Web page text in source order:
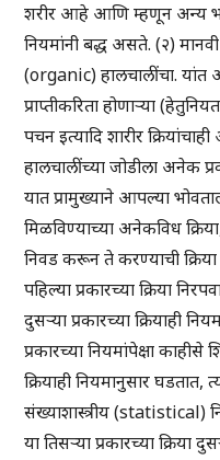
शरीर आहे आणि म्हणून अन्य
नियमांनी बद्ध असते. (२)
(organic) हालचालींचा. यांत
प्राप्तीकरिता होणार्‍या
पचन इत्यादि शारीर
हालचालींच्या जोडीला अनेक
यात प्रामुख्याने आपल्या
मिळविण्याच्या अनेकविध
निवड करून ते करण्याची क्रिया
पहिल्या प्रकारच्या क्रिया
दुसर्‍या प्रकारच्या क्रियाही
प्रकारच्या नियमांपेक्षा काहीसे
क्रियाही नियमानुसार
संख्याशास्त्रीय (statistical)
या तिसर्‍या प्रकारच्या क्रिया